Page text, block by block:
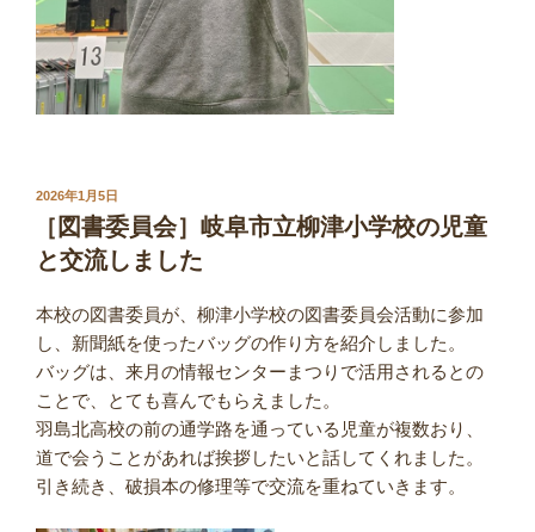
投
日:
2026年1月5日
［図書委員会］岐阜市立柳津小学校の児童
と交流しました
本校の図書委員が、柳津小学校の図書委員会活動に参加
し、新聞紙を使ったバッグの作り方を紹介しました。
バッグは、来月の情報センターまつりで活用されるとの
ことで、とても喜んでもらえました。
羽島北高校の前の通学路を通っている児童が複数おり、
道で会うことがあれば挨拶したいと話してくれました。
引き続き、破損本の修理等で交流を重ねていきます。